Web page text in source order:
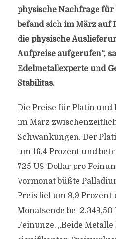
physische Nachfrage für
befand sich im März auf
die physische
Aufpreise aufgerufen“,
Edelmetallexperte und
Stabilitas.
Die Preise für Platin
im März
Schwankungen. Der
um 16,4 Prozent und
725 US-Dollar pro
Vormonat büßte
Preis fiel um 9,9 Prozent
Monatsende bei 2.349,50
Feinunze. „Beide